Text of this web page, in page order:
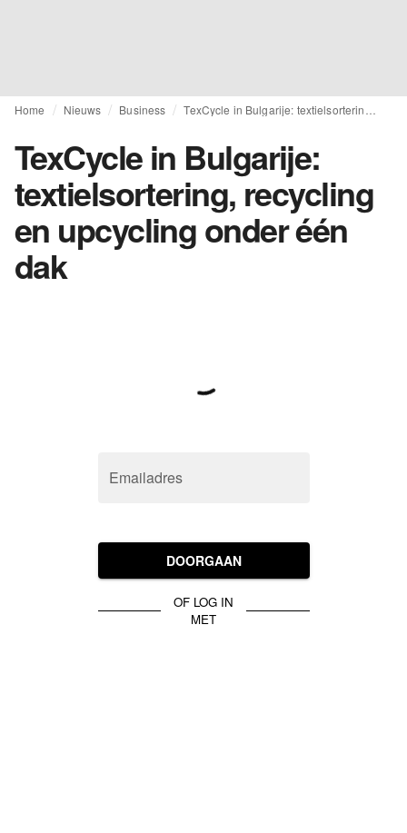
Home Nieuws Business
TexCycle in Bulgarije:
textielsortering, recycling
en upcycling onder één
dak
Emailadres
DOORGAAN
OF LOG IN
MET